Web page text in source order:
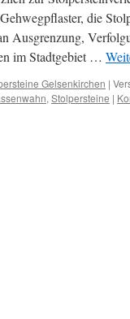
die
Ausgrenzung,
im Stadtgebiet …
Gelsenkirchen |
, Stolpersteine |